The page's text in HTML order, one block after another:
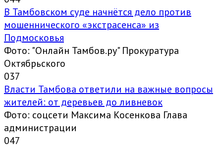
В Тамбовском суде начнётся дело против
мошеннического «экстрасенса» из
Подмосковья
Фото: "Онлайн Тамбов.ру" Прокуратура
Октябрьского
037
Власти Тамбова ответили на важные вопросы
жителей: от деревьев до ливневок
Фото: соцсети Максима Косенкова Глава
администрации
047